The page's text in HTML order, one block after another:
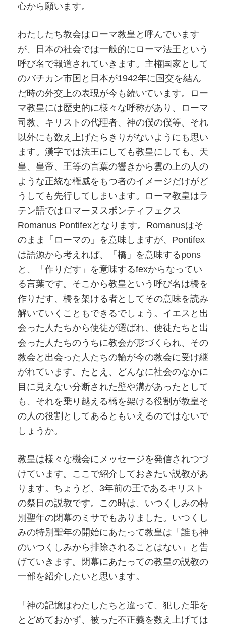
交通・アクセス
ご利用にあたって
交通・アクセス
心から願います。
わたしたち教会はローマ教皇と呼んでいます
が、日本の社会では一般的にローマ法王という
呼び名で報道されていきます。主権国家として
のバチカン市国と日本が1942年に国交を結ん
だ時の外交上の表現が今も続いています。ロー
マ教皇には歴史的に様々な呼称があり、ローマ
司教、キリストの代理者、神の僕の僕等、それ
以外にも数え上げたらきりがないようにも思い
ます。漢字では法王にしても教皇にしても、天
皇、皇帝、王等の言葉の響きから雲の上の人の
ような正統な権威をもつ者のイメージだけがど
うしても先行してしまいます。ローマ教皇はラ
テン語ではロマーヌスポンティフェクス
Romanus Pontifexとなります。Romanusはそ
のまま「ローマの」を意味しますが、Pontifex
は語源から考えれば、「橋」を意味するpons
と、「作りだす」を意味するfexからなってい
る言葉です。そこから教皇という呼び名は橋を
作りだす、橋を架ける者としてその意味を読み
解いていくこともできるでしょう。イエスと出
会った人たちから使徒が選ばれ、使徒たちと出
会った人たちのうちに教会が形づくられ、その
教会と出会った人たちの輪が今の教会に受け継
がれています。たとえ、どんなに社会のなかに
目に見えない分断された壁や溝があったとして
も、それを乗り越える橋を架ける役割が教皇そ
の人の役割としてあるともいえるのではないで
しょうか。
教皇は様々な機会にメッセージを発信されつづ
けています。ここで紹介しておきたい説教があ
ります。ちょうど、3年前の王であるキリスト
の祭日の説教です。この時は、いつくしみの特
別聖年の閉幕のミサでもありました。いつくし
みの特別聖年の開始にあたって教皇は「誰も神
のいつくしみから排除されることはない」と告
げていきます。閉幕にあたっての教皇の説教の
一部を紹介したいと思います。
「神の記憶はわたしたちと違って、犯した罪を
とどめておかず、被った不正義を数え上げては